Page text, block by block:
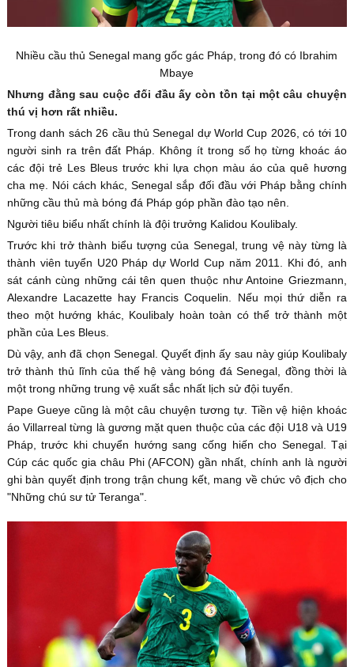
Nhiều cầu thủ Senegal mang gốc gác Pháp, trong đó có Ibrahim
Mbaye
Nhưng đằng sau cuộc đối đầu ấy còn tồn tại một câu chuyện
thú vị hơn rất nhiều.
Trong danh sách 26 cầu thủ Senegal dự World Cup 2026, có tới 10
người sinh ra trên đất Pháp. Không ít trong số họ từng khoác áo
các đội trẻ Les Bleus trước khi lựa chọn màu áo của quê hương
cha mẹ. Nói cách khác, Senegal sắp đối đầu với Pháp bằng chính
những cầu thủ mà bóng đá Pháp góp phần đào tạo nên.
Người tiêu biểu nhất chính là đội trưởng Kalidou Koulibaly.
Trước khi trở thành biểu tượng của Senegal, trung vệ này từng là
thành viên tuyển U20 Pháp dự World Cup năm 2011. Khi đó, anh
sát cánh cùng những cái tên quen thuộc như Antoine Griezmann,
Alexandre Lacazette hay Francis Coquelin. Nếu mọi thứ diễn ra
theo một hướng khác, Koulibaly hoàn toàn có thể trở thành một
phần của Les Bleus.
Dù vậy, anh đã chọn Senegal. Quyết định ấy sau này giúp Koulibaly
trở thành thủ lĩnh của thế hệ vàng bóng đá Senegal, đồng thời là
một trong những trung vệ xuất sắc nhất lịch sử đội tuyển.
Pape Gueye cũng là một câu chuyện tương tự. Tiền vệ hiện khoác
áo Villarreal từng là gương mặt quen thuộc của các đội U18 và U19
Pháp, trước khi chuyển hướng sang cống hiến cho Senegal. Tại
Cúp các quốc gia châu Phi (AFCON) gần nhất, chính anh là người
ghi bàn quyết định trong trận chung kết, mang về chức vô địch cho
"Những chú sư tử Teranga".